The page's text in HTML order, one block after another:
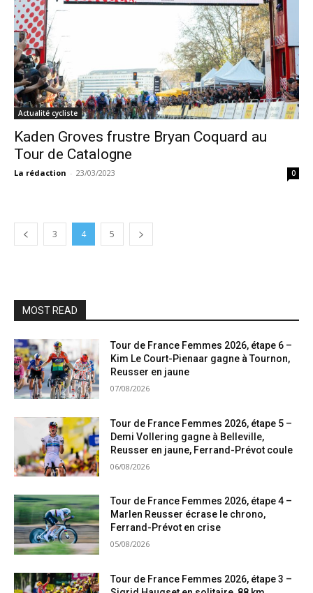
Actualité cycliste
Kaden Groves frustre Bryan Coquard au
Tour de Catalogne
La rédaction - 23/03/2023 0
3 4 5
MOST READ
Tour de France Femmes 2026, étape 6 –
Kim Le Court-Pienaar gagne à Tournon,
Reusser en jaune
07/08/2026
Tour de France Femmes 2026, étape 5 –
Demi Vollering gagne à Belleville,
Reusser en jaune, Ferrand-Prévot coule
06/08/2026
Tour de France Femmes 2026, étape 4 –
Marlen Reusser écrase le chrono,
Ferrand-Prévot en crise
05/08/2026
Tour de France Femmes 2026, étape 3 –